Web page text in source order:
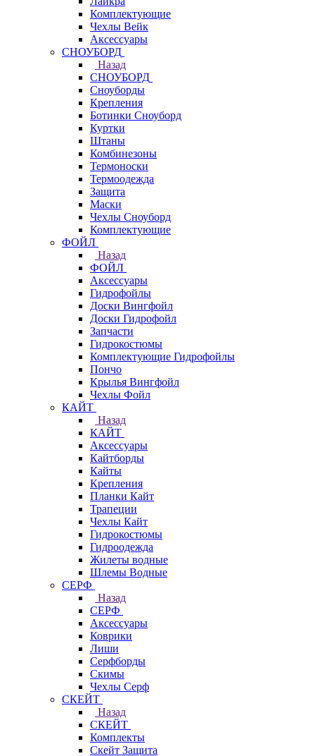
Комплектующие
Чехлы Вейк
Аксессуары
СНОУБОРД
Назад
СНОУБОРД
Сноуборды
Крепления
Ботинки Сноуборд
Куртки
Штаны
Комбинезоны
Термоноски
Термоодежда
Защита
Маски
Чехлы Сноуборд
Комплектующие
ФОЙЛ
Назад
ФОЙЛ
Аксессуары
Гидрофойлы
Доски Вингфойл
Доски Гидрофойл
Запчасти
Гидрокостюмы
Комплектующие Гидрофойлы
Пончо
Крылья Вингфойл
Чехлы Фойл
КАЙТ
Назад
КАЙТ
Аксессуары
Кайтборды
Кайты
Крепления
Планки Кайт
Трапеции
Чехлы Кайт
Гидрокостюмы
Гидроодежда
Жилеты водные
Шлемы Водные
СЕРФ
Назад
СЕРФ
Аксессуары
Коврики
Лиши
Серфборды
Скимы
Чехлы Cерф
СКЕЙТ
Назад
СКЕЙТ
Комплекты
Скейт Защита